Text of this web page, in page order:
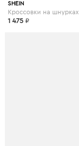
SHEIN
Кроссовки на шнурках
1 475 ₽